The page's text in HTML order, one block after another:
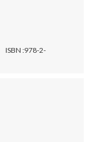
ISBN :978-2-